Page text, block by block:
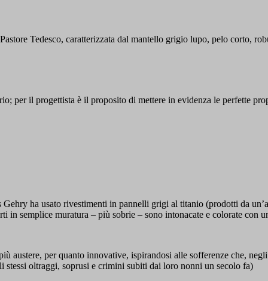
Tedesco, caratterizzata dal mantello grigio lupo, pelo corto,
per il progettista è il proposito di mettere in evidenza le perfette
ha usato rivestimenti in pannelli grigi al titanio (prodotti da
in semplice muratura – più sobrie – sono intonacate e colorate con
per quanto innovative, ispirandosi alle sofferenze che,
oltraggi, soprusi e crimini subiti dai loro nonni un secolo fa)